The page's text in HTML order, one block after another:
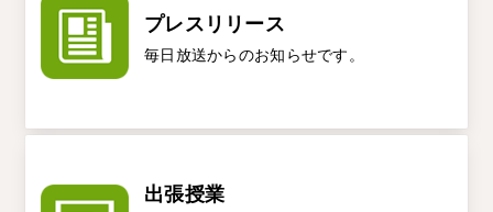
プレスリリース
毎日放送からのお知らせです。
出張授業